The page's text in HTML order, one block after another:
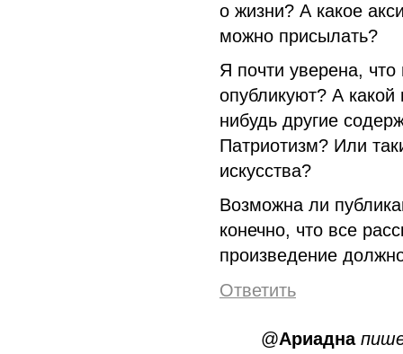
о жизни? А какое
можно присылать?
Я почти уверена,
опубликуют? А какой
нибудь другие
Патриотизм? Или
искусства?
Возможна ли
конечно, что все
произведение
Ответить
@Ариадна